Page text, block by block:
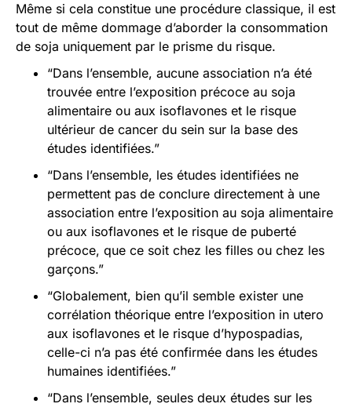
Même si cela constitue une procédure classique, il est
tout de même dommage d’aborder la consommation
de soja uniquement par le prisme du risque.
“Dans l’ensemble, aucune association n’a été
trouvée entre l’exposition précoce au soja
alimentaire ou aux isoflavones et le risque
ultérieur de cancer du sein sur la base des
études identifiées.”
“Dans l’ensemble, les études identifiées ne
permettent pas de conclure directement à une
association entre l’exposition au soja alimentaire
ou aux isoflavones et le risque de puberté
précoce, que ce soit chez les filles ou chez les
garçons.”
“Globalement, bien qu’il semble exister une
corrélation théorique entre l’exposition in utero
aux isoflavones et le risque d’hypospadias,
celle-ci n’a pas été confirmée dans les études
humaines identifiées.”
“Dans l’ensemble, seules deux études sur les